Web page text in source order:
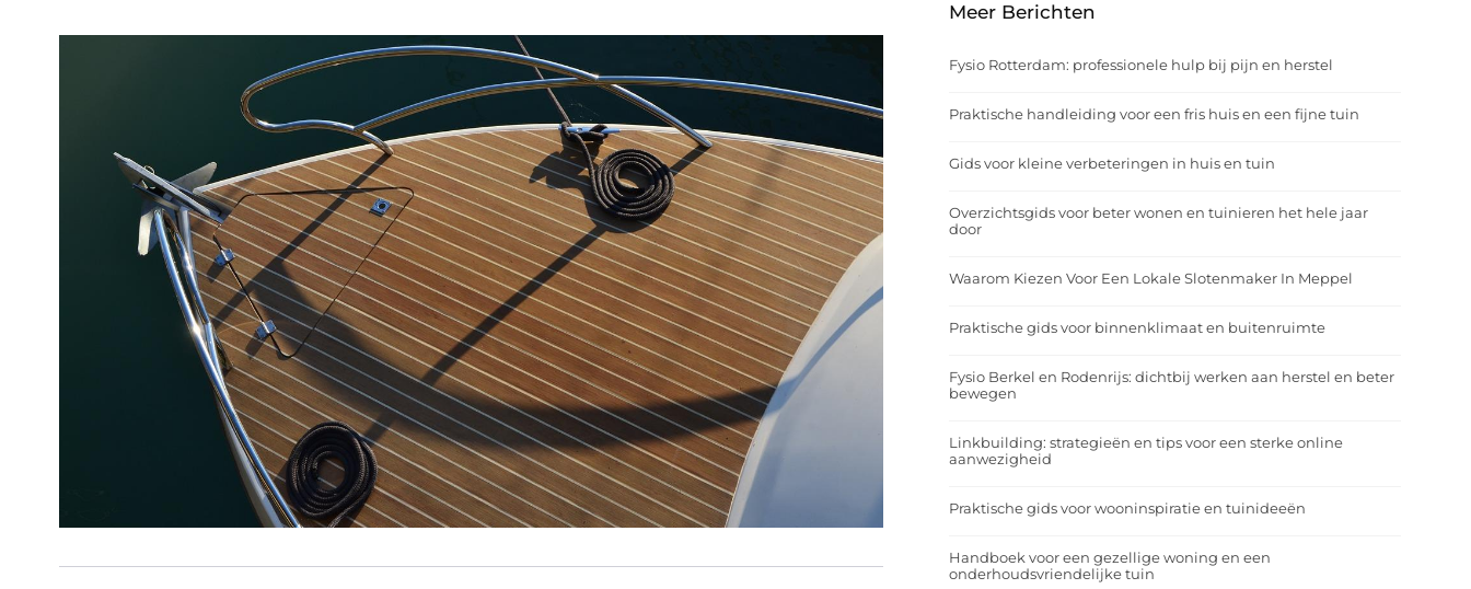
Meer Berichten
Fysio Rotterdam: professionele hulp bij pijn en herstel
Praktische handleiding voor een fris huis en een fijne tuin
Gids voor kleine verbeteringen in huis en tuin
Overzichtsgids voor beter wonen en tuinieren het hele jaar
door
Waarom Kiezen Voor Een Lokale Slotenmaker In Meppel
Praktische gids voor binnenklimaat en buitenruimte
Fysio Berkel en Rodenrijs: dichtbij werken aan herstel en beter
bewegen
Linkbuilding: strategieën en tips voor een sterke online
aanwezigheid
Praktische gids voor wooninspiratie en tuinideeën
Handboek voor een gezellige woning en een
onderhoudsvriendelijke tuin